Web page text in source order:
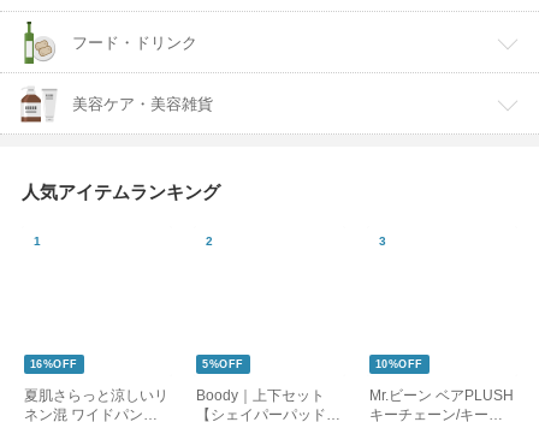
フード・ドリンク
美容ケア・美容雑貨
人気アイテムランキング
16%OFF
夏肌さらっと涼しいリ
ネン混 ワイドパンツ /
5%OFF
Boody｜上下セット
【シェイパーパッド付
10%OFF
Mr.ビーン ベアPLUSH
キーチェーン/キーホ